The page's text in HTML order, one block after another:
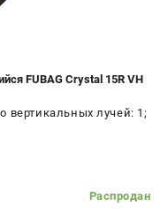
FUBAG Crystal 15R VH
вертикальных лучей: 1;
Распродан